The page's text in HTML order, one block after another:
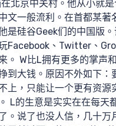
北京中关村。他从小就
文一般流利。在首都某
是硅谷Geek们的中国版
Facebook、Twitter、
。 W比L拥有更多的掌声
到大钱。原因不外如下
上，只能让一个更有资
L的生意是实实在在每天
。说了也没人信，几十